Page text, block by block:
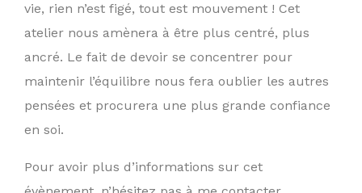
vie, rien n’est figé, tout est mouvement ! Cet
atelier nous amènera à être plus centré, plus
ancré. Le fait de devoir se concentrer pour
maintenir l’équilibre nous fera oublier les autres
pensées et procurera une plus grande confiance
en soi.
Pour avoir plus d’informations sur cet